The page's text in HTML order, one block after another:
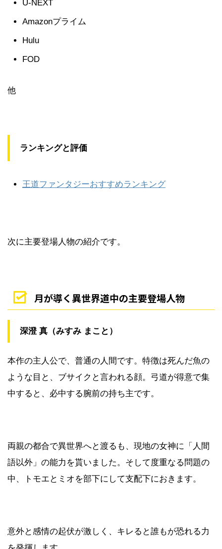
U-NEXT
Amazonプライム
Hulu
FOD
他
ランキングと評価
王道ファンタジーおすすめランキング
次に主要登場人物の紹介です。
月が導く異世界道中の主要登場人物
深澄 真（みすみ まこと）
本作の主人公で、普通の人間です。特徴は死んだ魚の
ような目と、ブサイクと言われる顔。弓道が得意で集
中すると、必中する腕前の持ち主です。
両親の都合で異世界へと渡るも、現地の女神に「人間
語以外」の能力を貰いました。そして度重なる問題の
中、トモエとミオを部下にして支配下におきます。
意外と感情の起伏が激しく、キレると誰もが恐れる力